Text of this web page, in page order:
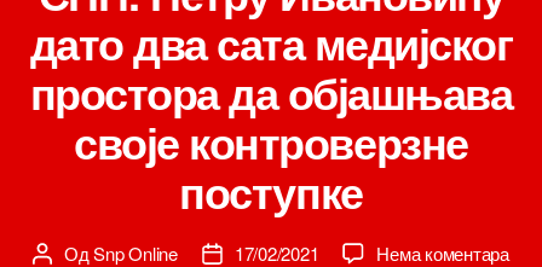
дато два сата медијског
простора да објашњава
своје контроверзне
поступке
Аутор
ОдSnp Online
Датум17/02/2021 Нема коментарана